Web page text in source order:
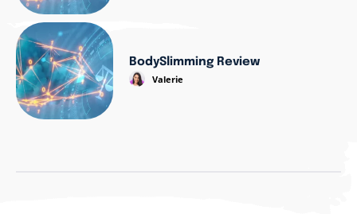
BodySlimming Review
Valerie